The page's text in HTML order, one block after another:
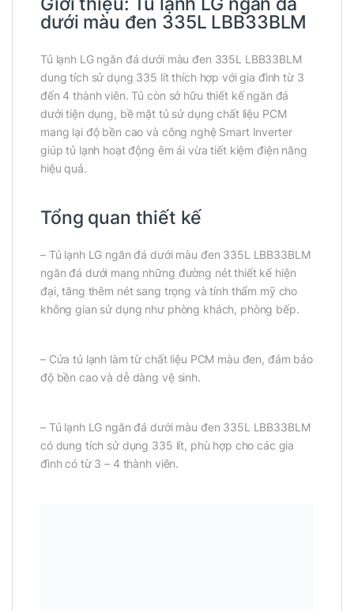
dưới màu đen 335L LBB33BLM
Tủ lạnh LG ngăn đá dưới màu đen 335L LBB33BLM
dung tích sử dụng 335 lít thích hợp với gia đình từ 3
đến 4 thành viên. Tủ còn sở hữu thiết kế ngăn đá
dưới tiện dụng, bề mặt tủ sử dụng chất liệu PCM
mang lại độ bền cao và công nghệ Smart Inverter
giúp tủ lạnh hoạt động êm ái vừa tiết kiệm điện năng
hiệu quả.
Tổng quan thiết kế
– Tủ lạnh LG ngăn đá dưới màu đen 335L LBB33BLM
ngăn đá dưới mang những đường nét thiết kế hiện
đại, tăng thêm nét sang trọng và tính thẩm mỹ cho
không gian sử dụng như phòng khách, phòng bếp.
– Cửa tủ lạnh làm từ chất liệu PCM màu đen, đảm bảo
độ bền cao và dễ dàng vệ sinh.
– Tủ lạnh LG ngăn đá dưới màu đen 335L LBB33BLM
có dung tích sử dụng 335 lít, phù hợp cho các gia
đình có từ 3 – 4 thành viên.